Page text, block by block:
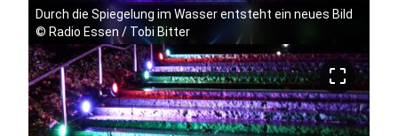
Durch die Spiegelung im Wasser entsteht ein neues Bild
© Radio Essen / Tobi Bitter
crop_free